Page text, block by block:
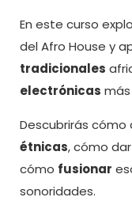
En este curso
del Afro House y
tradicionales
electrónicas
Descubrirás cómo
étnicas, cómo
cómo fusionar
sonoridades.